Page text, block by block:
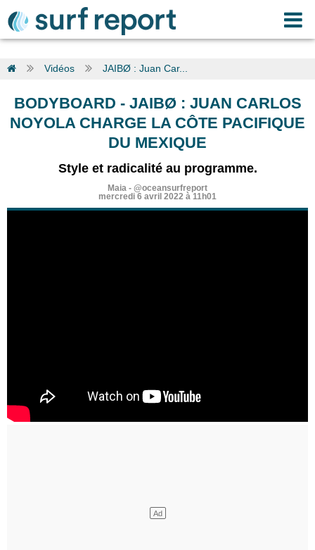
Vidéos JAIBØ : Juan Car...
BODYBOARD - JAIBØ : JUAN CARLOS
NOYOLA CHARGE LA CÔTE PACIFIQUE
DU MEXIQUE
Style et radicalité au programme.
Maia - @oceansurfreport
mercredi 6 avril 2022 à 11h01